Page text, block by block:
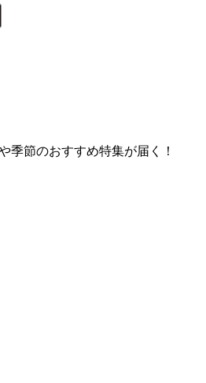
季節のおすすめ特集が届く！